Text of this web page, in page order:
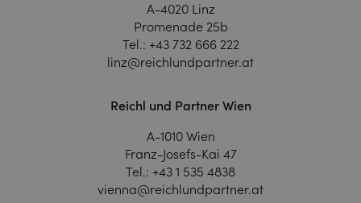
A-4020 Linz
Promenade 25b
Tel.: +43 732 666 222
linz@reichlundpartner.at
Reichl und Partner Wien
A-1010 Wien
Franz-Josefs-Kai 47
Tel.: +43 1 535 4838
vienna@reichlundpartner.at